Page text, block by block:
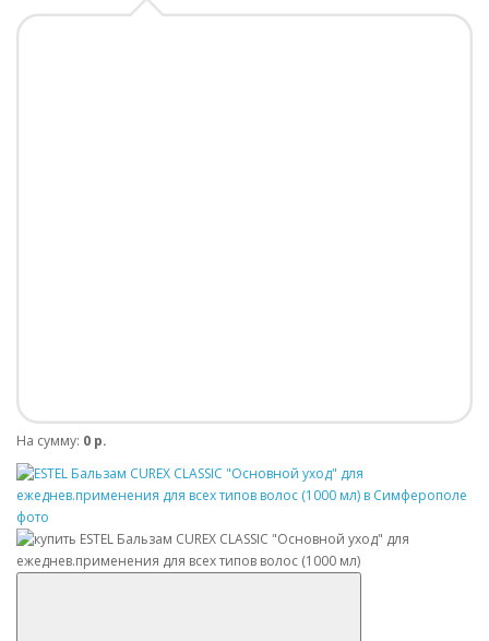
На сумму: 0 р.